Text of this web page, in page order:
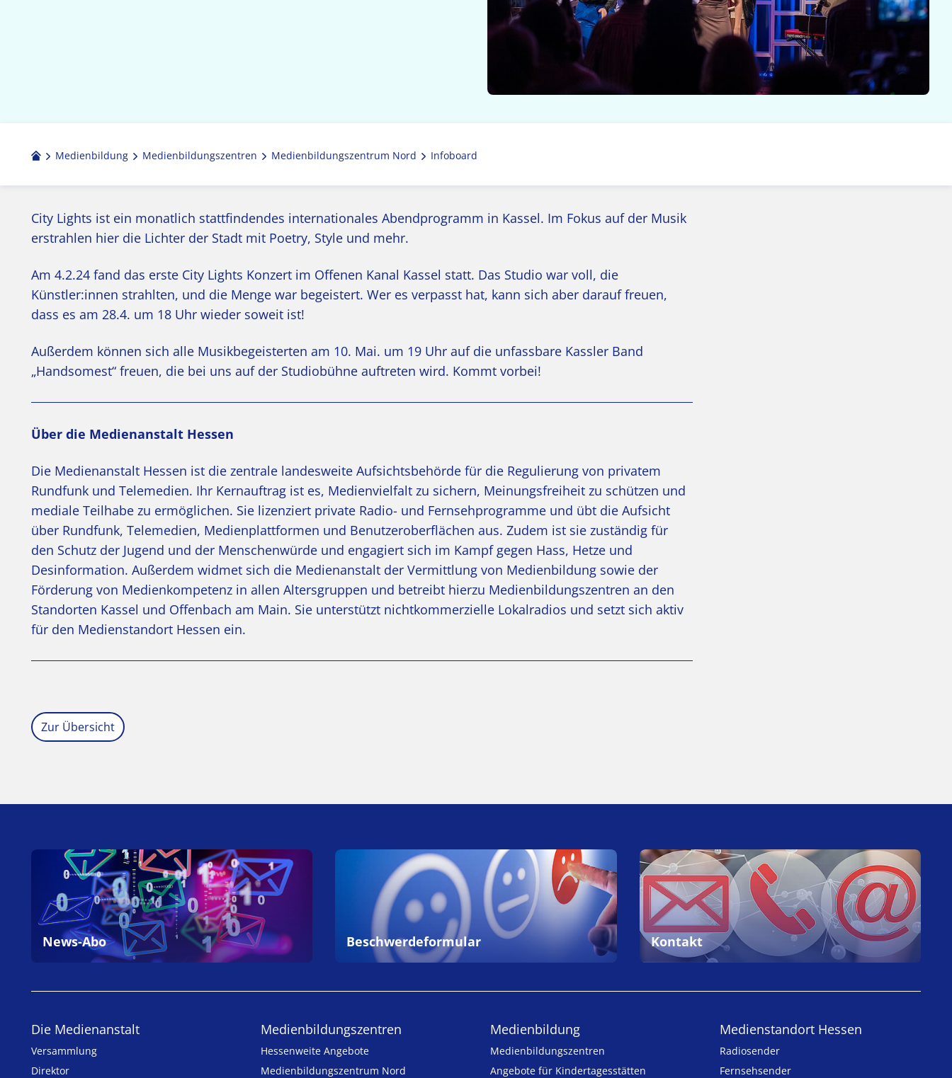
Medienbildung Medien­bildungs­zentren Medienbildungszentrum Nord Infoboard
City Lights ist ein monatlich stattfindendes internationales Abendprogramm in Kassel. Im Fokus auf der Musik
erstrahlen hier die Lichter der Stadt mit Poetry, Style und mehr.
Am 4.2.24 fand das erste City Lights Konzert im Offenen Kanal Kassel statt. Das Studio war voll, die
Künstler:innen strahlten, und die Menge war begeistert. Wer es verpasst hat, kann sich aber darauf freuen,
dass es am 28.4. um 18 Uhr wieder soweit ist!
Außerdem können sich alle Musikbegeisterten am 10. Mai. um 19 Uhr auf die unfassbare Kassler Band
„Handsomest“ freuen, die bei uns auf der Studiobühne auftreten wird. Kommt vorbei!
Über die Medienanstalt Hessen
Die Medienanstalt Hessen ist die zentrale landesweite Aufsichtsbehörde für die Regulierung von privatem
Rundfunk und Telemedien. Ihr Kernauftrag ist es, Medienvielfalt zu sichern, Meinungsfreiheit zu schützen und
mediale Teilhabe zu ermöglichen. Sie lizenziert private Radio- und Fernsehprogramme und übt die Aufsicht
über Rundfunk, Telemedien, Medienplattformen und Benutzeroberflächen aus. Zudem ist sie zuständig für
den Schutz der Jugend und der Menschenwürde und engagiert sich im Kampf gegen Hass, Hetze und
Desinformation. Außerdem widmet sich die Medienanstalt der Vermittlung von Medienbildung sowie der
Förderung von Medienkompetenz in allen Altersgruppen und betreibt hierzu Medienbildungszentren an den
Standorten Kassel und Offenbach am Main. Sie unterstützt nichtkommerzielle Lokalradios und setzt sich aktiv
für den Medienstandort Hessen ein.
Zur Übersicht
News-Abo Beschwerdeformular Kontakt
Die Medienanstalt
Versammlung
Direktor
Medien­bildungs­zentren
Hessenweite Angebote
Medienbildungszentrum Nord
Medienbildung
Medien­bildungs­zentren
Angebote für Kinder­tages­stätten
Medienstandort Hessen
Radiosender
Fernsehsender